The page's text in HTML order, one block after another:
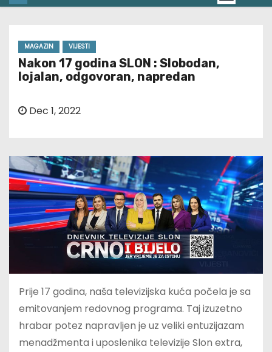
MAGAZIN VIJESTI
Nakon 17 godina SLON : Slobodan,
lojalan, odgovoran, napredan
Dec 1, 2022
Prije 17 godina, naša televizijska kuća počela je sa
emitovanjem redovnog programa. Taj izuzetno
hrabar potez napravljen je uz veliki entuzijazam
menadžmenta i uposlenika televizije Slon extra,